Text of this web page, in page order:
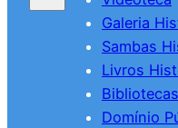
Galeria
Sambas
Livros
Domínio